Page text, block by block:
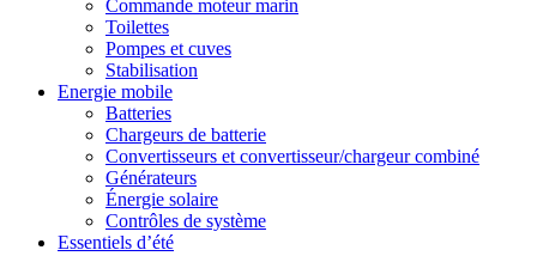
Commande moteur marin
Toilettes
Pompes et cuves
Stabilisation
Energie mobile
Batteries
Chargeurs de batterie
Convertisseurs et convertisseur/chargeur combiné
Générateurs
Énergie solaire
Contrôles de système
Essentiels d’été